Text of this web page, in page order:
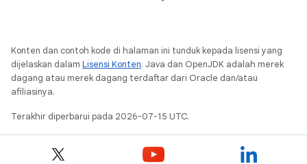
Konten dan contoh kode di halaman ini tunduk kepada lisensi yang
dijelaskan dalam Lisensi Konten. Java dan OpenJDK adalah merek
dagang atau merek dagang terdaftar dari Oracle dan/atau
afiliasinya.
Terakhir diperbarui pada 2026-07-15 UTC.